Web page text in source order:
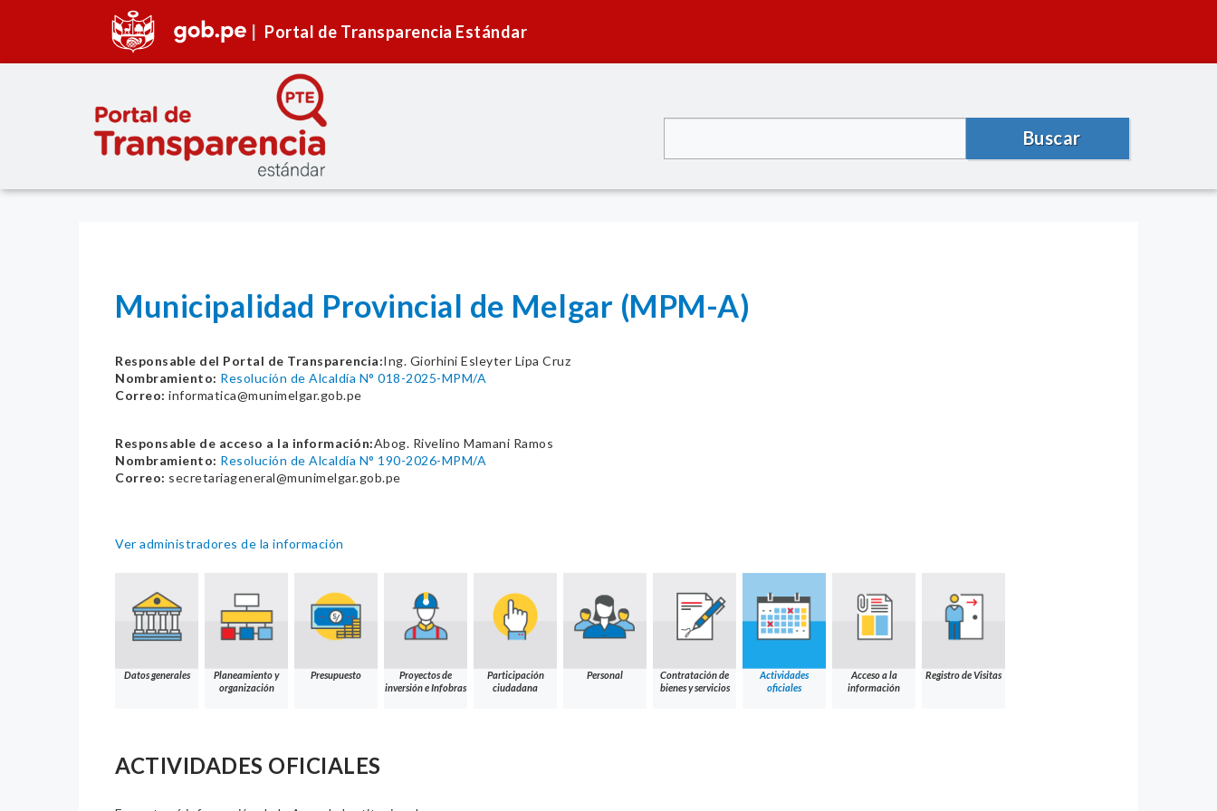
Portal de Transparencia Estándar
Buscar
Municipalidad Provincial de Melgar (MPM-A)
Responsable del Portal de Transparencia:Ing. Giorhini Esleyter Lipa Cruz
Nombramiento: Resolución de Alcaldía N° 018-2025-MPM/A
Correo: informatica@munimelgar.gob.pe
Responsable de acceso a la información:Abog. Rivelino Mamani Ramos
Nombramiento: Resolución de Alcaldía N° 190-2026-MPM/A
Correo: secretariageneral@munimelgar.gob.pe
Ver administradores de la información
Datos generales
Planeamiento y
organización
Presupuesto
Proyectos de
inversión e Infobras
Participación
ciudadana
Personal
Contratación de
bienes y servicios
Actividades
oficiales
Acceso a la
información
Registro de Visitas
ACTIVIDADES OFICIALES